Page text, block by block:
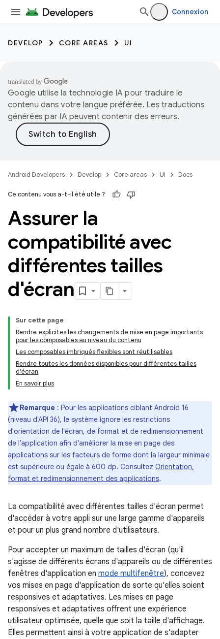
Connexion
DEVELOP CORE AREAS UI
Google utilise la technologie IA pour traduire le
contenu dans votre langue préférée. Les traductions
générées par IA peuvent contenir des erreurs.
Android Developers Develop Core areas UI Docs
Ce contenu vous a-t-il été utile ?
Assurer la
compatibilité avec
différentes tailles
d'écran
Sur cette page
Rendre explicites les changements de mise en page importants
pour les composables au niveau du contenu
Les composables imbriqués flexibles sont réutilisables
Rendre toutes les données disponibles pour différentes tailles
d'écran
En savoir plus
Remarque : Pour les applications ciblant Android 16
(niveau d'API 36), le système ignore les restrictions
d'orientation de l'écran, de format et de redimensionnement
de l'application afin d'améliorer la mise en page des
applications sur les facteurs de forme dont la largeur minimale
est supérieure ou égale à 600 dp. Consultez Orientation,
format et redimensionnement des applications.
La compatibilité avec différentes tailles d'écran permet
d'accéder à votre appli sur une large gamme d'appareils
et pour un plus grand nombre d'utilisateurs.
Pour accepter un maximum de tailles d'écran (qu'il
s'agisse de différents écrans d'appareils ou de différentes
fenêtres d'application en mode multifenêtre), concevez
vos mises en page d'application de sorte qu'elles soient
responsives et adaptatives. Les mises en page
responsives et adaptatives offrent une expérience
utilisateur optimisée, quelle que soit la taille d'affichage.
Elles permettent ainsi à votre application de s'adapter